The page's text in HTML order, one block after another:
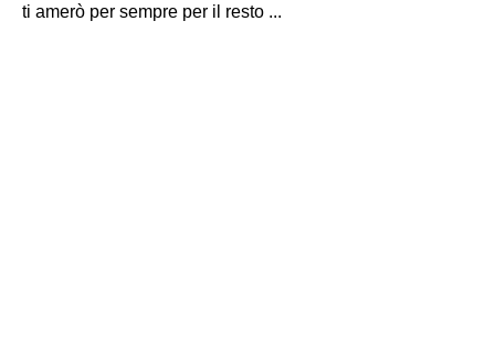
ti amerò per sempre per il resto ...